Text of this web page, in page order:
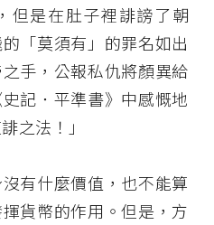
但是在肚子裡誹謗了朝
「莫須有」的罪名如出
手，公報私仇將顏異給
記．平準書》中感慨地
之法！」
沒有什麼價值，也不能算
貨幣的作用。但是，方